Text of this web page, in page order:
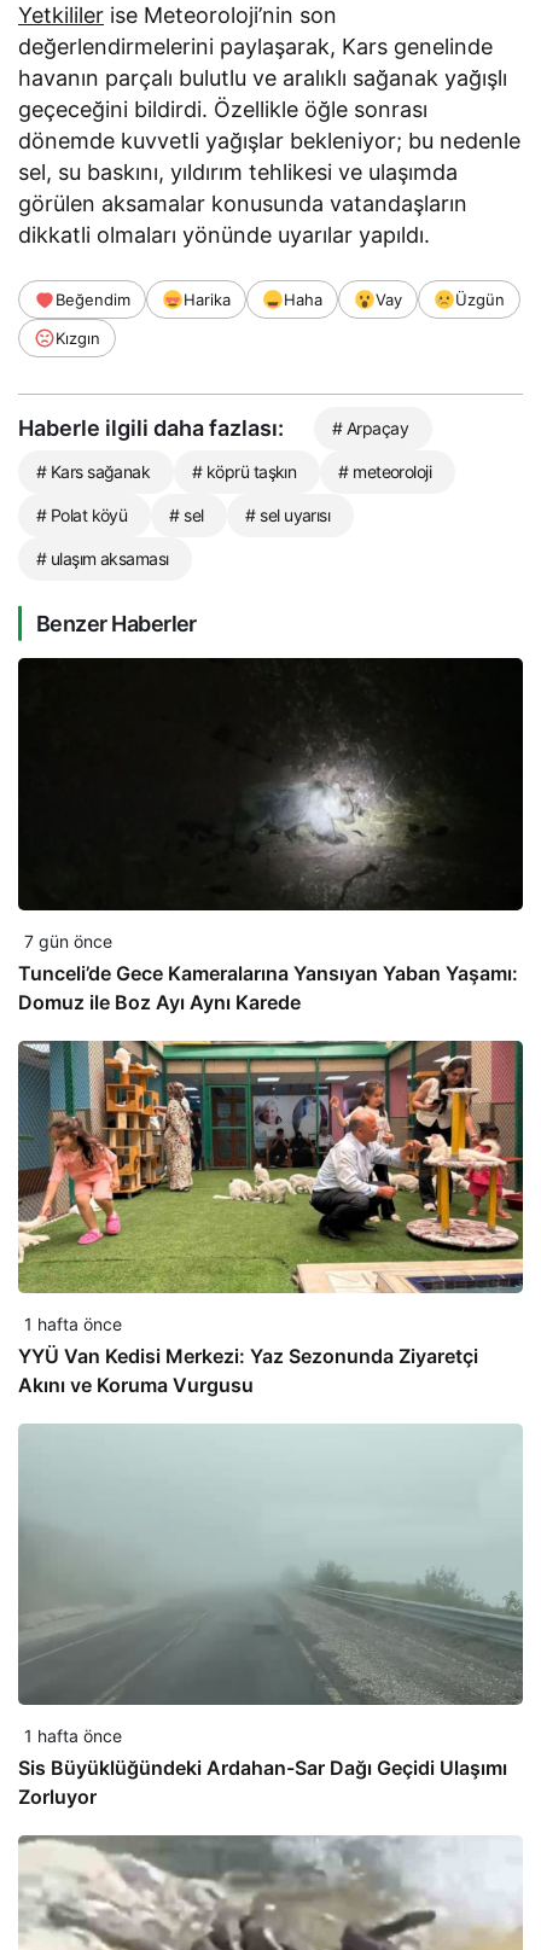
Yetkililer ise Meteoroloji’nin son
değerlendirmelerini paylaşarak, Kars genelinde
havanın parçalı bulutlu ve aralıklı sağanak yağışlı
geçeceğini bildirdi. Özellikle öğle sonrası
dönemde kuvvetli yağışlar bekleniyor; bu nedenle
sel, su baskını, yıldırım tehlikesi ve ulaşımda
görülen aksamalar konusunda vatandaşların
dikkatli olmaları yönünde uyarılar yapıldı.
Beğendim Harika Haha Vay
Üzgün
Kızgın
Haberle ilgili daha fazlası: # Arpaçay
# Kars sağanak # köprü taşkın # meteoroloji
# Polat köyü # sel # sel uyarısı
# ulaşım aksaması
Benzer Haberler
7 gün önce
Tunceli’de Gece Kameralarına Yansıyan Yaban Yaşamı:
Domuz ile Boz Ayı Aynı Karede
1 hafta önce
YYÜ Van Kedisi Merkezi: Yaz Sezonunda Ziyaretçi
Akını ve Koruma Vurgusu
1 hafta önce
Sis Büyüklüğündeki Ardahan-Sar Dağı Geçidi Ulaşımı
Zorluyor